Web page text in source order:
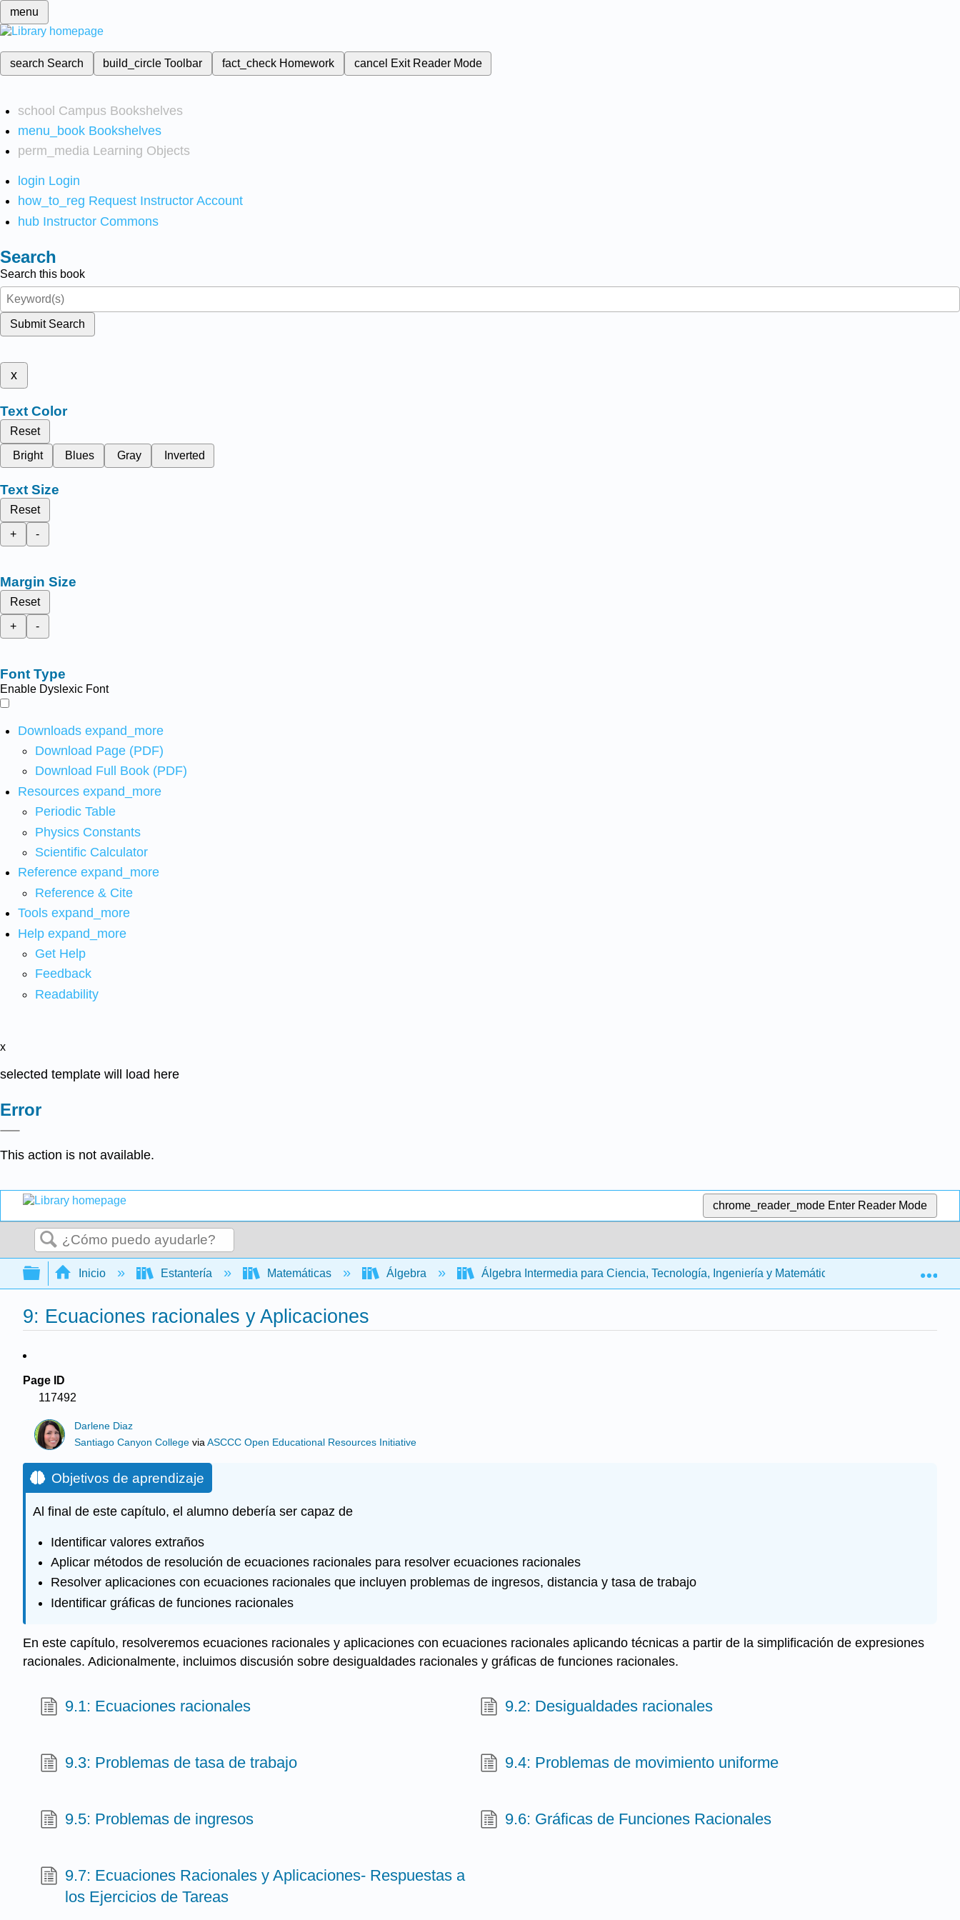
menu
search Search build_circleToolbar fact_check Homework cancel Exit Reader Mode
school Campus Bookshelves
menu_book Bookshelves
perm_media Learning Objects
login Login
how_to_reg Request Instructor Account
hub Instructor Commons
Search
Search this book
Submit Search
x
Text Color
Reset
Bright
Blues Gray Inverted
Text Size
Reset
+
-
Margin Size
Reset
+
-
Font Type
Enable Dyslexic Font
Downloads expand_more
Download Page (PDF)
Download Full Book (PDF)
Resources expand_more
Periodic Table
Physics Constants
Scientific Calculator
Reference expand_more
Reference & Cite
Tools expand_more
Help expand_more
Get Help
Feedback
Readability
x
selected template will load here
Error
This action is not available.
chrome_reader_mode Enter Reader Mode
Buscar
Expandir/contraer jerarquía global
Inicio Estantería Matemáticas Álgebra Álgebra Intermedia para Ciencia, Tecnología, Ingeniería y Matemáticas (Díaz) 9:
9: Ecuaciones racionales y Aplicaciones
Page ID
117492
Darlene Diaz
Santiago Canyon College viaASCCC Open Educational Resources Initiative
Objetivos de aprendizaje
Al final de este capítulo, el alumno debería ser capaz de
Identificar valores extraños
Aplicar métodos de resolución de ecuaciones racionales para resolver ecuaciones racionales
Resolver aplicaciones con ecuaciones racionales que incluyen problemas de ingresos, distancia y tasa de trabajo
Identificar gráficas de funciones racionales
En este capítulo, resolveremos ecuaciones racionales y aplicaciones con ecuaciones racionales aplicando técnicas a partir de la simplificación de expresiones
racionales. Adicionalmente, incluimos discusión sobre desigualdades racionales y gráficas de funciones racionales.
9.1: Ecuaciones racionales 9.2: Desigualdades racionales
9.3: Problemas de tasa de trabajo 9.4: Problemas de movimiento uniforme
9.5: Problemas de ingresos 9.6: Gráficas de Funciones Racionales
9.7: Ecuaciones Racionales y Aplicaciones- Respuestas a
los Ejercicios de Tareas